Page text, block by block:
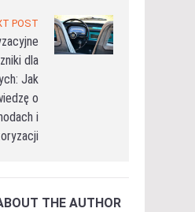
POST
dla
Jak
o
i
THE AUTHOR